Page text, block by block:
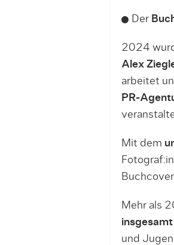
Der
2024
Alex
arbeitet
PR-
Mit dem
Mehr als
und